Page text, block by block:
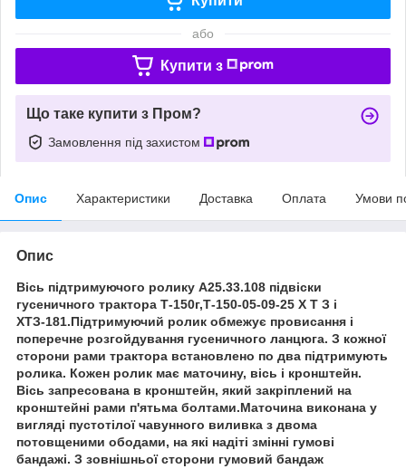
або
Купити з
Що таке купити з Пром?
Замовлення під захистом
Опис Характеристики Доставка Оплата Умови
Опис
Вісь підтримуючого ролику А25.33.108 підвіски
гусеничного трактора Т-150г,Т-150-05-09-25 Х Т З і
ХТЗ-181.Підтримуючий ролик обмежує провисання і
поперечне розгойдування гусеничного ланцюга. З кожної
сторони рами трактора встановлено по два підтримують
ролика. Кожен ролик має маточину, вісь і кронштейн.
Вісь запресована в кронштейн, який закріплений на
кронштейні рами п'ятьма болтами.Маточина виконана у
вигляді пустотілої чавунного виливка з двома
потовщеними ободами, на які надіті змінні гумові
бандажі. З зовнішньої сторони гумовий бандаж